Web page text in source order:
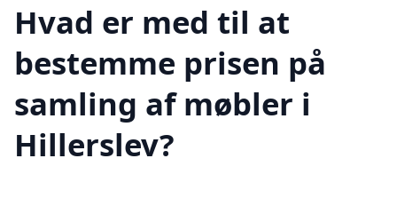
Hvad er med til at
bestemme prisen på
samling af møbler i
Hillerslev?